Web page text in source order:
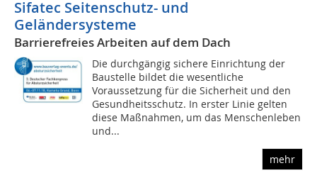
Sifatec Seitenschutz- und
Geländersysteme
Barrierefreies Arbeiten auf dem Dach
Die durchgängig sichere Einrichtung der
Baustelle bildet die wesentliche
Voraussetzung für die Sicherheit und den
Gesundheitsschutz. In erster Linie gelten
diese Maßnahmen, um das Menschenleben
und...
mehr